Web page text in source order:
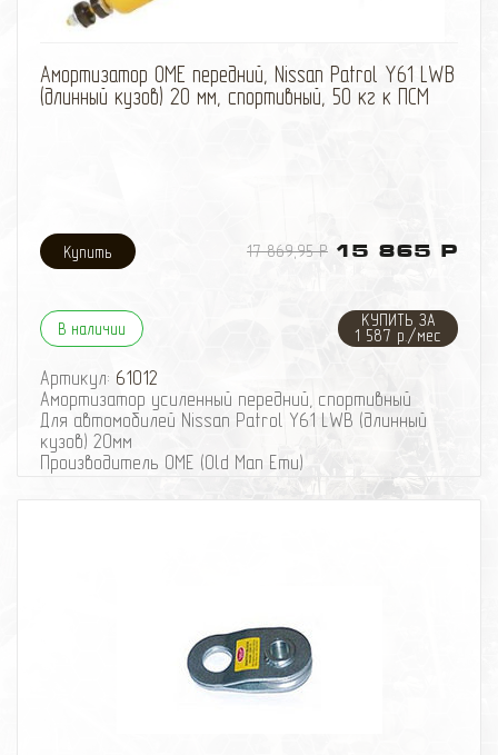
Амортизатор OME передний, Nissan Patrol Y61 LWB
(длинный кузов) 20 мм, спортивный, 50 кг к ПСМ
17 869,95 Р 15 865 Р
В наличии
КУПИТЬ ЗА
1 587 р./мес
Артикул: 61012
Амортизатор усиленный передний, спортивный
Для автомобилей Nissan Patrol Y61 LWB (длинный
кузов) 20мм
Производитель OME (Old Man Emu)